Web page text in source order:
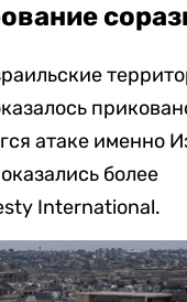
атаке именно
более
International.